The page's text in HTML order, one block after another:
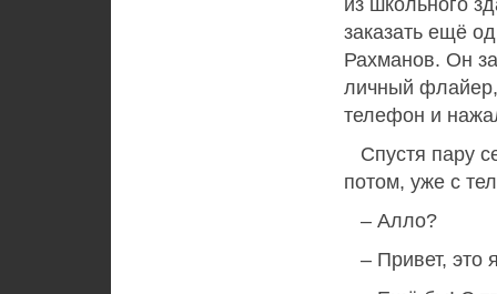
из школьного
заказать ещё
Рахманов. Он
личный флайер,
телефон и
Спустя пару
потом, уже с
– Алло?
– Привет, это